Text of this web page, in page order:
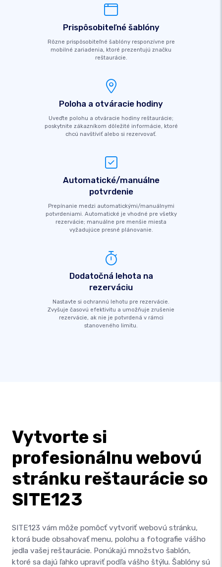
Prispôsobiteľné šablóny
Rôzne prispôsobiteľné šablóny responzívne pre
mobilné zariadenia, ktoré prezentujú značku
reštaurácie.
Poloha a otváracie hodiny
Uveďte polohu a otváracie hodiny reštaurácie;
poskytnite zákazníkom dôležité informácie, ktoré
chcú navštíviť alebo si rezervovať.
Automatické/manuálne
potvrdenie
Prepínanie medzi automatickými/manuálnymi
potvrdeniami. Automatické je vhodné pre všetky
rezervácie; manuálne pre menšie miesta
vyžadujúce presné plánovanie.
Dodatočná lehota na
rezerváciu
Nastavte si ochrannú lehotu pre rezervácie.
Zvyšuje časovú efektivitu a umožňuje zrušenie
rezervácie, ak nie je potvrdená v rámci
stanoveného limitu.
Vytvorte si
profesionálnu webovú
stránku reštaurácie so
SITE123
SITE123 vám môže pomôcť vytvoriť webovú stránku,
ktorá bude obsahovať menu, polohu a fotografie vášho
jedla vašej reštaurácie. Ponúkajú množstvo šablón,
ktoré sa dajú ľahko upraviť podľa vášho štýlu. Šablóny sú